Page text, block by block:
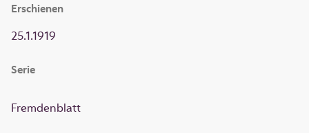
Erschienen
25.1.1919
Serie
Fremdenblatt